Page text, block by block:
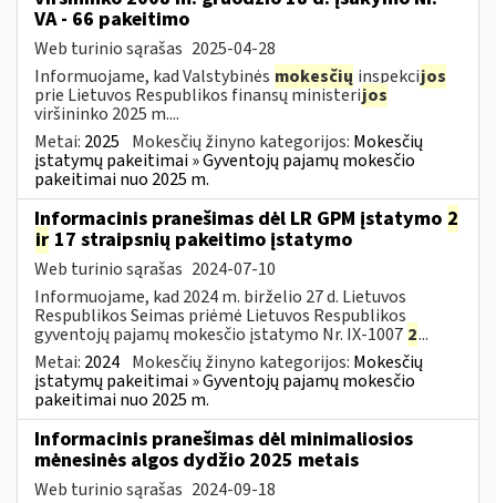
VA - 66 pakeitimo
Web turinio sąrašas 2025-04-28
Informuojame, kad Valstybinės mokesčių inspekcijos
prie Lietuvos Respublikos finansų ministerijos
viršininko 2025 m....
Metai: 2025 Mokesčių žinyno kategorijos: Mokesčių
įstatymų pakeitimai » Gyventojų pajamų mokesčio
pakeitimai nuo 2025 m.
Informacinis pranešimas dėl LR GPM įstatymo 2
ir 17 straipsnių pakeitimo įstatymo
Web turinio sąrašas 2024-07-10
Informuojame, kad 2024 m. birželio 27 d. Lietuvos
Respublikos Seimas priėmė Lietuvos Respublikos
gyventojų pajamų mokesčio įstatymo Nr. IX-1007 2...
Metai: 2024 Mokesčių žinyno kategorijos: Mokesčių
įstatymų pakeitimai » Gyventojų pajamų mokesčio
pakeitimai nuo 2025 m.
Informacinis pranešimas dėl minimaliosios
mėnesinės algos dydžio 2025 metais
Web turinio sąrašas 2024-09-18